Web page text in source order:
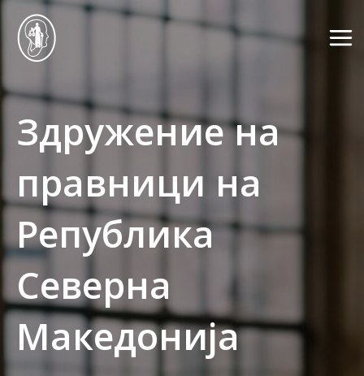
content
Здружение на
правници на
Република
Северна
Македонија